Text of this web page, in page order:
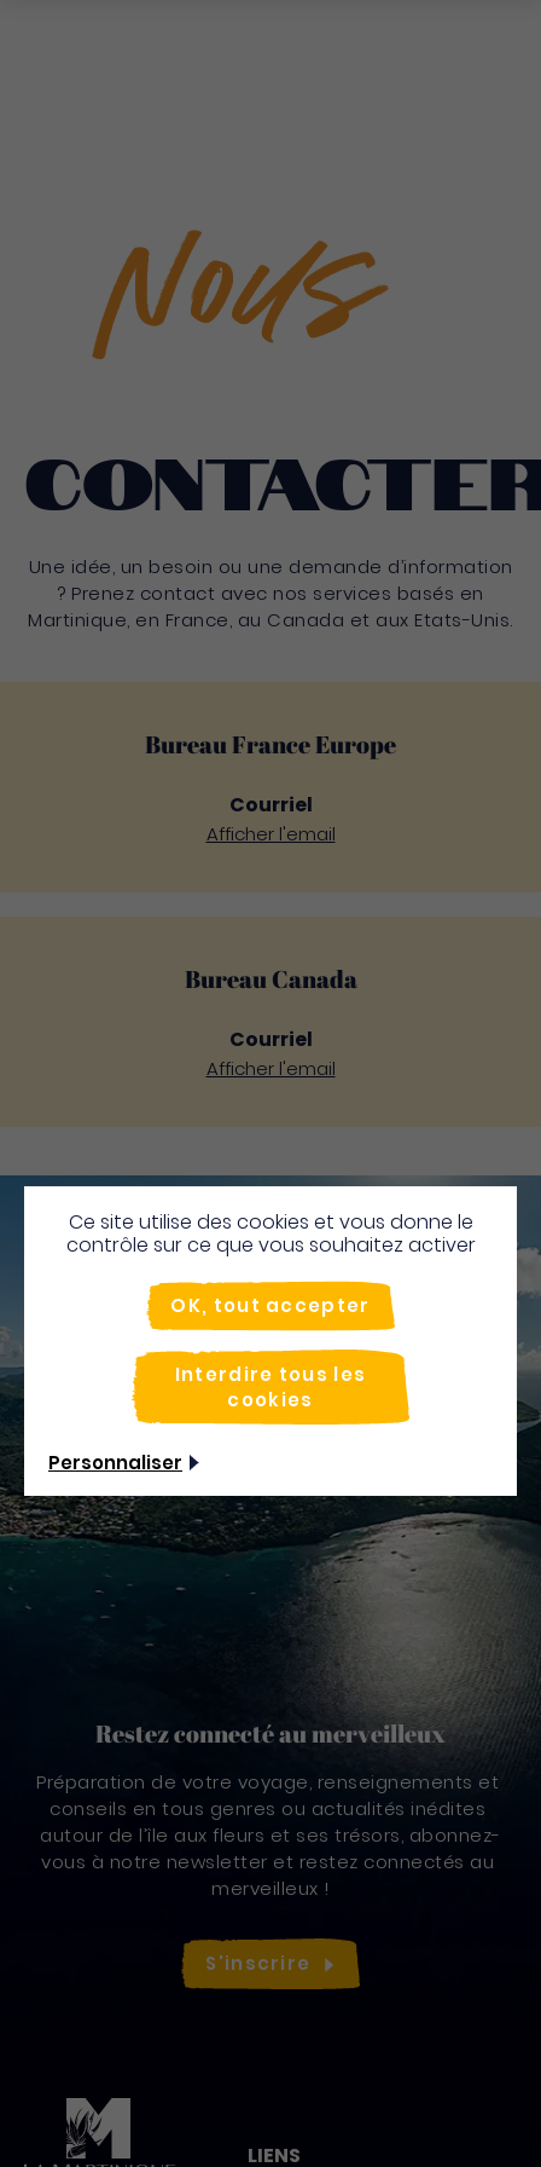
Nous
Une idée, un besoin ou une demande d’information
? Prenez contact avec nos services basés en
Martinique, en France, au Canada et aux Etats-Unis.
Bureau France Europe
Courriel
Afficher l'email
Bureau Canada
Courriel
Afficher l'email
Restez connecté au merveilleux
Préparation de votre voyage, renseignements et
conseils en tous genres ou actualités inédites
autour de l’île aux fleurs et ses trésors, abonnez-
vous à notre newsletter et restez connectés au
merveilleux !
S'inscrire
LIENS
Ce site utilise des cookies et vous donne le
contrôle sur ce que vous souhaitez activer
OK, tout accepter
Interdire tous les
cookies
Personnaliser